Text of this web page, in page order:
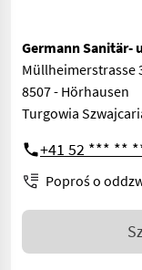
Germann Sanitär-
Müllheimerstrasse
8507 - Hörhausen
Turgowia
+41 52 *** **
Poproś o